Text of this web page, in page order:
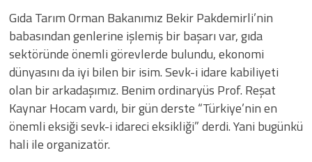
Gıda Tarım Orman Bakanımız Bekir Pakdemirli’nin
babasından genlerine işlemiş bir başarı var, gıda
sektöründe önemli görevlerde bulundu, ekonomi
dünyasını da iyi bilen bir isim. Sevk-i idare kabiliyeti
olan bir arkadaşımız. Benim ordinaryüs Prof. Reşat
Kaynar Hocam vardı, bir gün derste “Türkiye’nin en
önemli eksiği sevk-i idareci eksikliği” derdi. Yani bugünkü
hali ile organizatör.